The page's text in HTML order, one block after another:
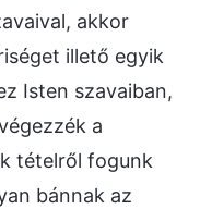
akkor
illető egyik
Isten szavaiban,
a
tételről fogunk
bánnak az